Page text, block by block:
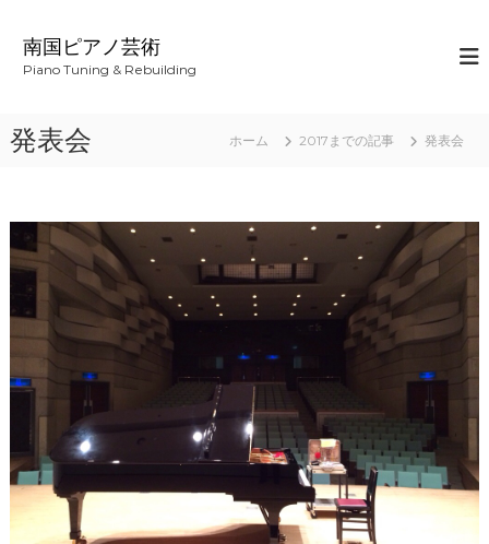
へ
ス
南国ピアノ芸術
Piano Tuning & Rebuilding
発表会 ホーム 2017までの記事 発表会